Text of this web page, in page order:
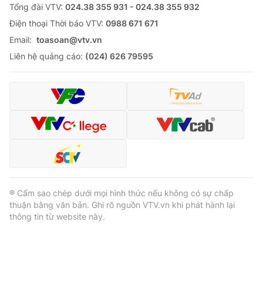
Tổng đài VTV: 024.38 355 931 - 024.38 355 932
Ðiện thoại Thời báo VTV: 0988 671 671
Email: toasoan@vtv.vn
Liên hệ quảng cáo: (024) 626 79595
® Cấm sao chép dưới mọi hình thức nếu không có sự chấp
thuận bằng văn bản. Ghi rõ nguồn VTV.vn khi phát hành lại
thông tin từ website này.